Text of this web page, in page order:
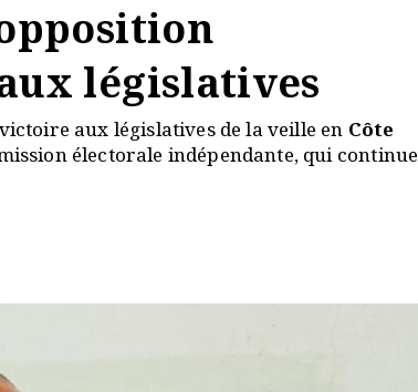
législatives
aux législatives de la veille en Côte
électorale indépendante, qui continue